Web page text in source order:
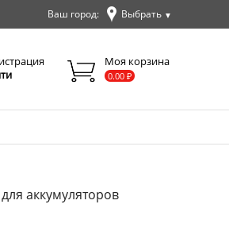
Ваш город: Выбрать ▼
Моя корзина
0.00 ₽
аккумуляторов